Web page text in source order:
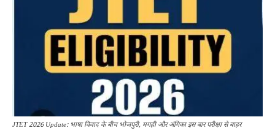
JTET 2026 Update: भाषा विवाद के बीच भोजपुरी, मगही और अंगिका इस बार परीक्षा से बाहर